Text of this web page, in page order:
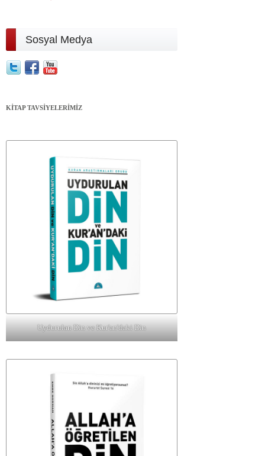
Sosyal Medya
KİTAP TAVSİYELERİMİZ
Uydurulan Din ve Kur'an'daki Din